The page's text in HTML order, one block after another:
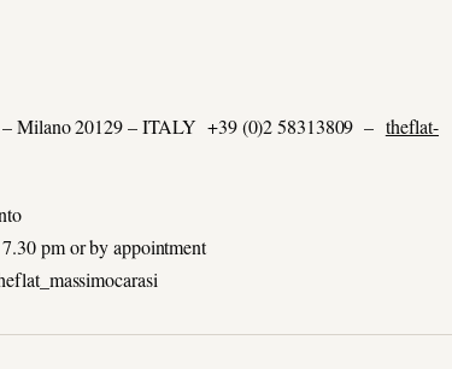
– Milano 20129 – ITALY +39 (0)2 58313809 – theflat-
pm or by appointment